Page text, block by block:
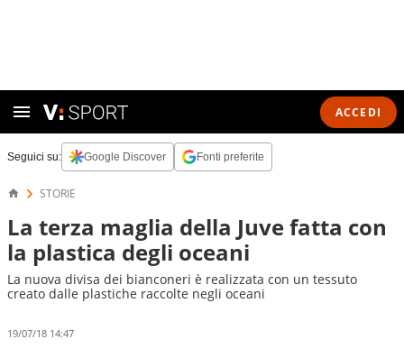
ACCEDI
Seguici su: Google Discover Fonti preferite
STORIE
La terza maglia della Juve fatta con
la plastica degli oceani
La nuova divisa dei bianconeri è realizzata con un tessuto
creato dalle plastiche raccolte negli oceani
19/07/18 14:47